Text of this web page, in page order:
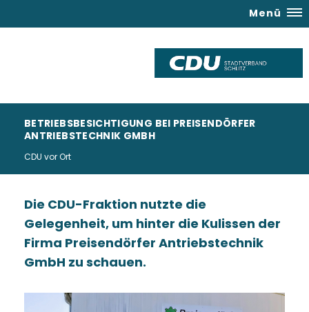
Menü
BETRIEBSBESICHTIGUNG BEI PREISENDÖRFER
ANTRIEBSTECHNIK GMBH
CDU vor Ort
Die CDU-Fraktion nutzte die
Gelegenheit, um hinter die Kulissen der
Firma Preisendörfer Antriebstechnik
GmbH zu schauen.